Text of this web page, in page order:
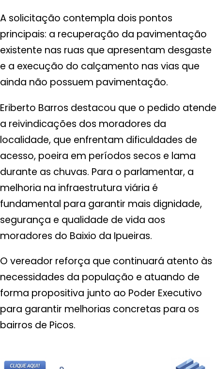
A solicitação contempla dois pontos
principais: a recuperação da pavimentação
existente nas ruas que apresentam desgaste
e a execução do calçamento nas vias que
ainda não possuem pavimentação.
Eriberto Barros destacou que o pedido atende
a reivindicações dos moradores da
localidade, que enfrentam dificuldades de
acesso, poeira em períodos secos e lama
durante as chuvas. Para o parlamentar, a
melhoria na infraestrutura viária é
fundamental para garantir mais dignidade,
segurança e qualidade de vida aos
moradores do Baixio da Ipueiras.
O vereador reforça que continuará atento às
necessidades da população e atuando de
forma propositiva junto ao Poder Executivo
para garantir melhorias concretas para os
bairros de Picos.